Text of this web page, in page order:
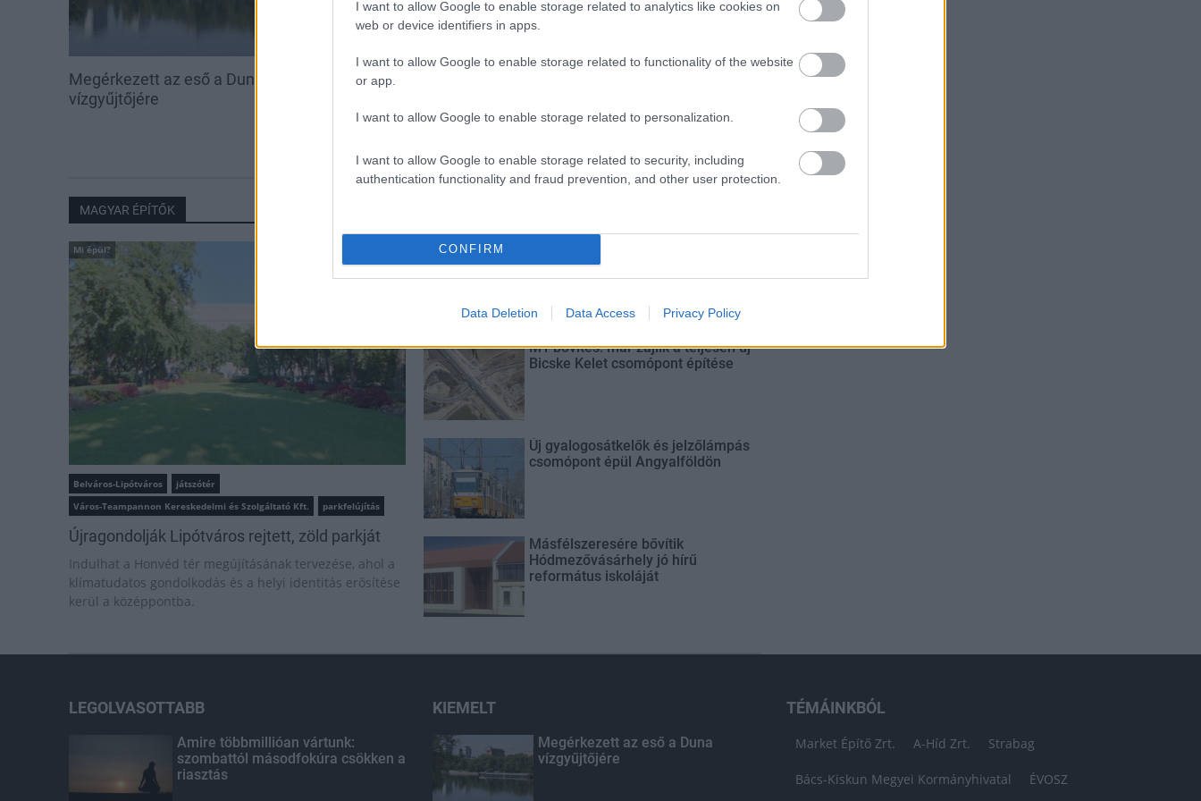
I want to allow Google to enable storage related to analytics like cookies on
web or device identifiers in apps.
I want to allow Google to enable storage related to functionality of the website
or app.
I want to allow Google to enable storage related to personalization.
I want to allow Google to enable storage related to security, including
authentication functionality and fraud prevention, and other user protection.
CONFIRM
Data Deletion Data Access Privacy Policy
Megérkezett az eső a Duna
vízgyűjtőjére
Amire többmillióan vártunk:
csökken a riasztás
Ferenc Egyetem
MAGYAR ÉPÍTŐK
Mi épül?
Belváros-Lipótváros
játszótér
Város-Teampannon Kereskedelmi és Szolgáltató Kft.
parkfelújítás
Újragondolják Lipótváros rejtett, zöld parkját
Indulhat a Honvéd tér megújításának tervezése, ahol a
klímatudatos gondolkodás és a helyi identitás erősítése
kerül a középpontba.
köve mesél – megújul a tatai
Angolkert
M1 bővítés: már zajlik a teljesen új
Bicske Kelet csomópont építése
Új gyalogosátkelők és jelzőlámpás
csomópont épül Angyalföldön
Másfélszeresére bővítik
Hódmezővásárhely jó hírű
református iskoláját
LEGOLVASOTTABB
Amire többmillióan vártunk:
szombattól másodfokúra csökken a
riasztás
KIEMELT
Megérkezett az eső a Duna
vízgyűjtőjére
TÉMÁINKBÓL
Market Építő Zrt. A-Híd Zrt. Strabag
Bács-Kiskun Megyei Kormányhivatal ÉVOSZ